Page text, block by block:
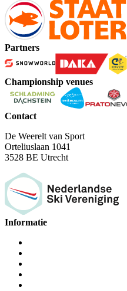
Partners
Championship venues
Contact
De Weerelt van Sport
Orteliuslaan 1041
3528 BE Utrecht
Informatie